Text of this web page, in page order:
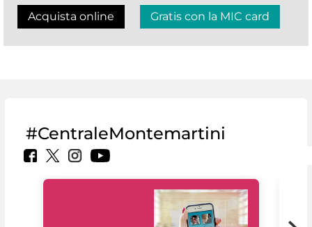
Acquista online Gratis con la MIC card
#CentraleMontemartini